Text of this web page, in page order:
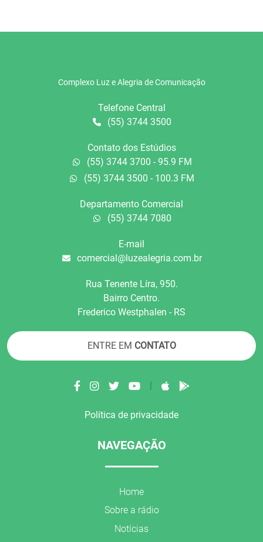
Complexo Luz e Alegria de Comunicação
Telefone Central
(55) 3744 3500
Contato dos Estúdios
(55) 3744 3700 - 95.9 FM
(55) 3744 3500 - 100.3 FM
Departamento Comercial
(55) 3744 7080
E-mail
comercial@luzealegria.com.br
Rua Tenente Líra, 950.
Bairro Centro.
Frederico Westphalen - RS
ENTRE EM CONTATO
Política de privacidade
NAVEGAÇÃO
Home
Sobre a rádio
Notícias